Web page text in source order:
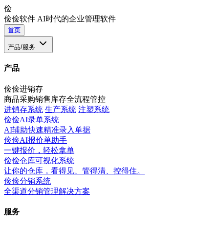
俭
俭俭软件 AI时代的企业管理软件
首页
产品/服务
产品
俭俭进销存
商品采购销售库存全流程管控
进销存系统 生产系统 注塑系统
俭俭AI录单系统
AI辅助快速精准录入单据
俭俭AI报价单助手
一键报价，轻松拿单
俭俭仓库可视化系统
让你的仓库，看得见、管得清、控得住。
俭俭分销系统
全渠道分销管理解决方案
服务